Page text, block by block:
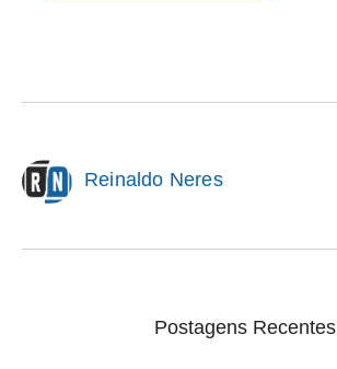
Reinaldo Neres
Postagens Recentes